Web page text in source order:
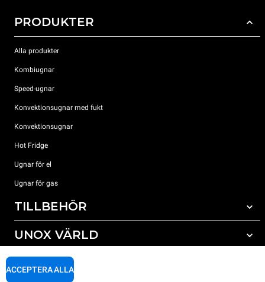
PRODUKTER
Alla produkter
Kombiugnar
Speed-ugnar
Konvektionsugnar med fukt
Konvektionsugnar
Hot Fridge
Ugnar för el
Ugnar för gas
TILLBEHÖR
Alla tillbehör
Rengöringsmedel för mauell rengöring
UNOX VÄRLD
Våra kontor runt om i världen
SUPPORT
ACCEPTERA ALLA